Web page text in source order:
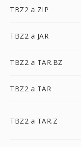
TBZ2 a ZIP
TBZ2 a JAR
TBZ2 a TAR.BZ
TBZ2 a TAR
TBZ2 a TAR.Z